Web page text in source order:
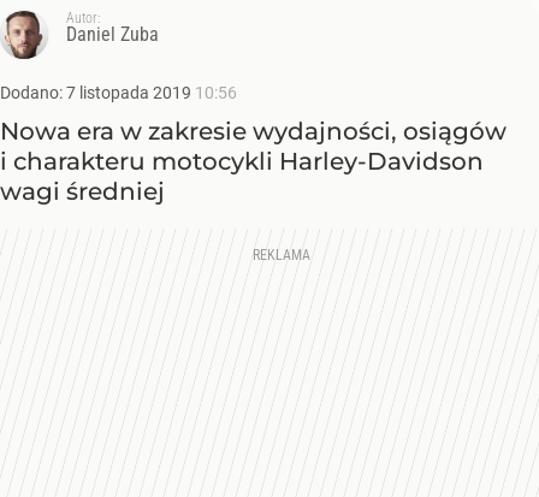
Autor:
Daniel Zuba
Dodano:7 listopada 2019 10:56
Nowa era w zakresie wydajności, osiągów
i charakteru motocykli Harley-Davidson
wagi średniej